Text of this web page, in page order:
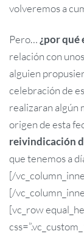
volveremos a
Pero…¿por qué
relación con
alguien
celebración de
realizaran algún
origen de esta
reivindicación
que tenemos a
[/
[/
[vc_row